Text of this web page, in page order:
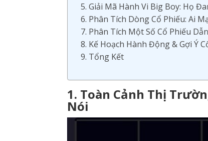
5. Giải Mã Hành Vi Big Boy: Họ
6. Phân Tích Dòng Cổ Phiếu: Ai
7. Phân Tích Một Số Cổ Phiếu
8. Kế Hoạch Hành Động & Gợi Ý
9. Tổng Kết
1. Toàn Cảnh Thị
Nói